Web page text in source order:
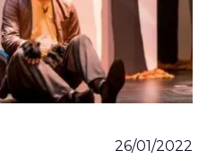
26/01/2022